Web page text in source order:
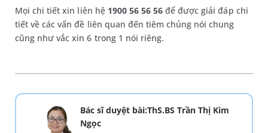
Mọi chi tiết xin liên hệ 1900 56 56 56 để được giải đáp chi
tiết về các vấn đề liên quan đến tiêm chủng nói chung
cũng như vắc xin 6 trong 1 nói riêng.
Bác sĩ duyệt bài:ThS.BS Trần Thị Kim
Ngọc